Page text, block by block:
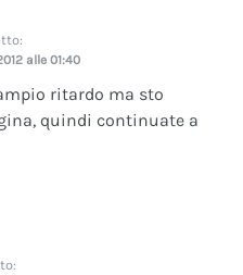
alle 01:40
ritardo ma sto
quindi continuate a